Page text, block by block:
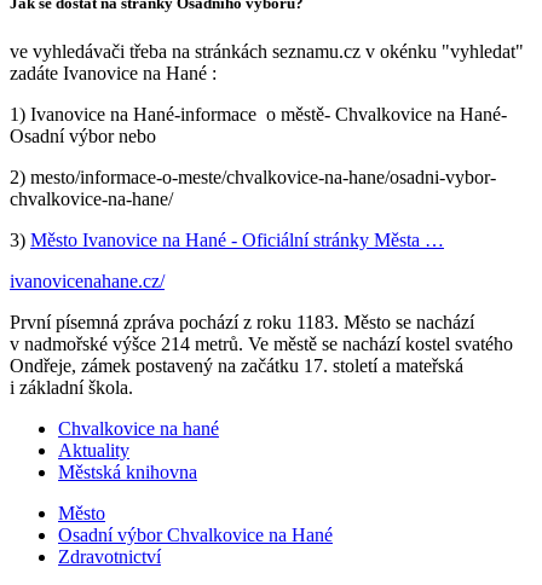
ve vyhledávači třeba na stránkách seznamu.cz v okénku "vyhledat"
zadáte Ivanovice na Hané :
1) Ivanovice na Hané-informace o městě- Chvalkovice na Hané-
Osadní výbor nebo
2) mesto/informace-o-meste/chvalkovice-na-hane/osadni-vybor-
chvalkovice-na-hane/
3) Město Ivanovice na Hané - Oficiální stránky Města …
ivanovicenahane.cz/
První písemná zpráva pochází z roku 1183. Město se nachází
v nadmořské výšce 214 metrů. Ve městě se nachází kostel svatého
Ondřeje, zámek postavený na začátku 17. století a mateřská
i základní škola.
Chvalkovice na hané
Aktuality
Městská knihovna
Město
Osadní výbor Chvalkovice na Hané
Zdravotnictví